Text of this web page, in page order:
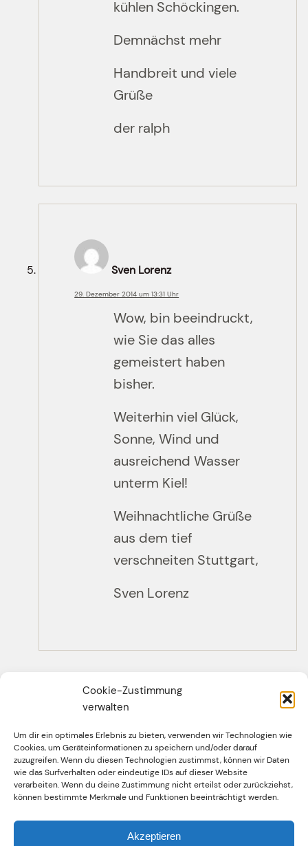
Cookie-Zustimmung
verwalten
Um dir ein optimales Erlebnis zu bieten, verwenden wir Technologien wie
Cookies, um Geräteinformationen zu speichern und/oder darauf
zuzugreifen. Wenn du diesen Technologien zustimmst, können wir Daten
wie das Surfverhalten oder eindeutige IDs auf dieser Website
verarbeiten. Wenn du deine Zustimmung nicht erteilst oder zurückziehst,
können bestimmte Merkmale und Funktionen beeinträchtigt werden.
Akzeptieren
kühlen Schöckingen.
Demnächst mehr
Handbreit und viele
Grüße
der ralph
Sven Lorenz
29. Dezember 2014 um 13:31 Uhr
Wow, bin beeindruckt,
wie Sie das alles
gemeistert haben
bisher.
Weiterhin viel Glück,
Sonne, Wind und
ausreichend Wasser
unterm Kiel!
Weihnachtliche Grüße
aus dem tief
verschneiten Stuttgart,
Sven Lorenz
Facebook Twitter InstagramYouTube